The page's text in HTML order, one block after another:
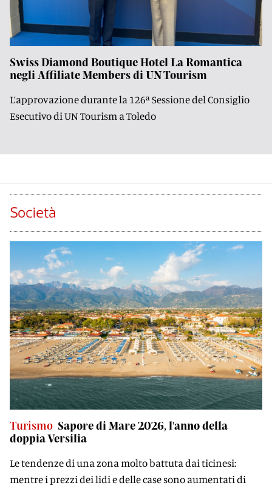
Swiss Diamond Boutique Hotel La Romantica
negli Affiliate Members di UN Tourism
L’approvazione durante la 126ª Sessione del Consiglio
Esecutivo di UN Tourism a Toledo
Società
Turismo Sapore di Mare 2026, l'anno della
doppia Versilia
Le tendenze di una zona molto battuta dai ticinesi:
mentre i prezzi dei lidi e delle case sono aumentati di